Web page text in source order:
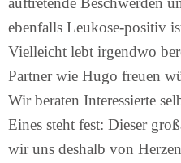
ebenfalls Leukose-positiv
Vielleicht lebt irgendwo
Partner wie Hugo freuen
Wir beraten Interessierte
Eines steht fest: Dieser
wir uns deshalb von